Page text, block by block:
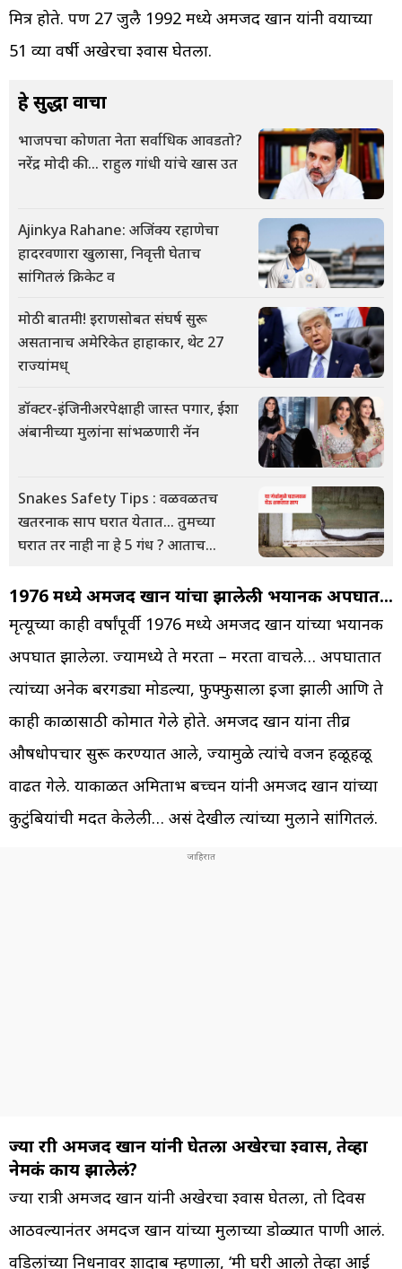
मित्र होते. पण 27 जुलै 1992 मध्ये अमजद खान यांनी वयाच्या
51 व्या वर्षी अखेरचा श्वास घेतला.
हे सुद्धा वाचा
भाजपचा कोणता नेता सर्वाधिक आवडतो?
नरेंद्र मोदी की... राहुल गांधी यांचे खास उत
Ajinkya Rahane: अजिंक्य रहाणेचा
हादरवणारा खुलासा, निवृत्ती घेताच
सांगितलं क्रिकेट व
मोठी बातमी! इराणसोबत संघर्ष सुरू
असतानाच अमेरिकेत हाहाकार, थेट 27
राज्यांमध्
डॉक्टर-इंजिनीअरपेक्षाही जास्त पगार, ईशा
अंबानीच्या मुलांना सांभळणारी नॅन
Snakes Safety Tips : वळवळतच
खतरनाक साप घरात येतात... तुमच्या
घरात तर नाही ना हे 5 गंध ? आताच...
1976 मध्ये अमजद खान यांचा झालेली भयानक अपघात…
मृत्यूच्या काही वर्षांपूर्वी 1976 मध्ये अमजद खान यांच्या भयानक
अपघात झालेला. ज्यामध्ये ते मरता – मरता वाचले… अपघातात
त्यांच्या अनेक बरगड्या मोडल्या, फुफ्फुसाला इजा झाली आणि ते
काही काळासाठी कोमात गेले होते. अमजद खान यांना तीव्र
औषधोपचार सुरू करण्यात आले, ज्यामुळे त्यांचे वजन हळूहळू
वाढत गेले. याकाळत अमिताभ बच्चन यांनी अमजद खान यांच्या
कुटुंबियांची मदत केलेली… असं देखील त्यांच्या मुलाने सांगितलं.
ज्या रात्री अमजद खान यांनी घेतला अखेरचा श्वास, तेव्हा
नेमकं काय झालेलं?
ज्या रात्री अमजद खान यांनी अखेरचा श्वास घेतला, तो दिवस
आठवल्यानंतर अमदज खान यांच्या मुलाच्या डोळ्यात पाणी आलं.
वडिलांच्या निधनावर शादाब म्हणाला, ‘मी घरी आलो तेव्हा आई